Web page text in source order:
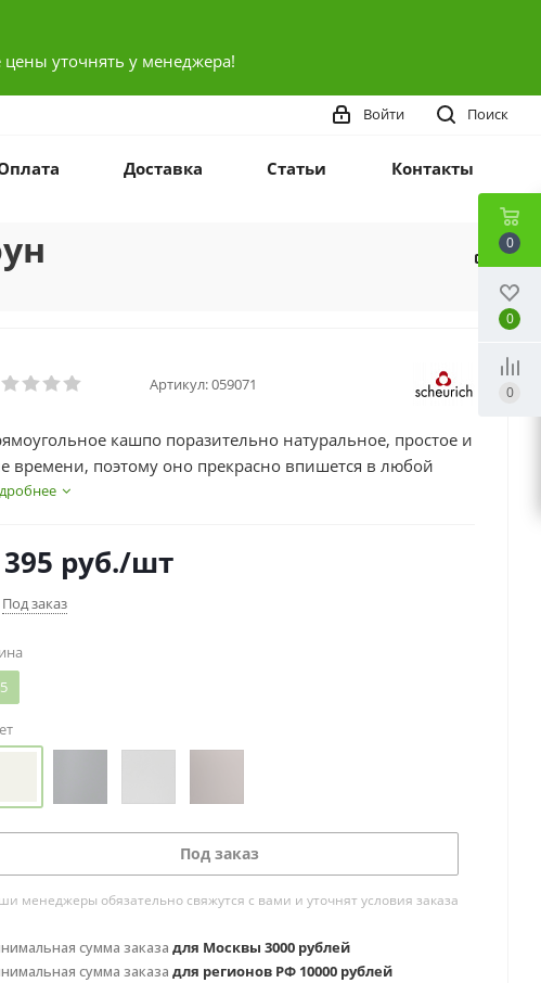
уточнять у менеджера!
Поиск
Войти
Доставка Статьи Контакты
Артикул:059071
кашпо поразительно натуральное, простое и
времени, поэтому оно прекрасно впишется в любой
руб./шт
Под заказ
Под заказ
менеджеры обязательно свяжутся с вами и уточнят условия заказа
сумма заказа для Москвы 3000 рублей
сумма заказа для регионов РФ 10000 рублей
0
0
0